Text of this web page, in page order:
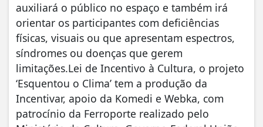
auxiliará o público no espaço e também irá
orientar os participantes com deficiências
físicas, visuais ou que apresentam espectros,
síndromes ou doenças que gerem
limitações.Lei de Incentivo à Cultura, o projeto
‘Esquentou o Clima’ tem a produção da
Incentivar, apoio da Komedi e Webka, com
patrocínio da Ferroporte realizado pelo